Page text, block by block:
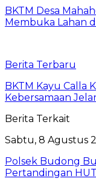
BKTM Desa
Membuka Lahan
Berita Terbaru
BKTM Kayu Calla
Kebersamaan
Berita Terkait
Sabtu, 8 Agustus
Polsek Budong
Pertandingan HUT